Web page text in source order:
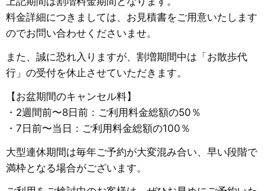
料金詳細につきましては、お見積書をご用意いたします
のでお問い合わせくださいませ。
また、誠に恐れ入りますが、割増期間中は「お散歩代
行」の受付を休止させていただきます。
【お盆期間のキャンセル料】
・2週間前〜8日前：ご利用料金総額の50％
・7日前〜当日：ご利用料金総額の100％
大型連休期間は毎年ご予約が大変混み合い、早い段階で
満枠となる場合がございます。